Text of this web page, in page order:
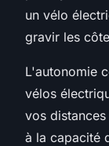
un vélo
gravir les
L'autonomie
vélos
vos
à la capacité